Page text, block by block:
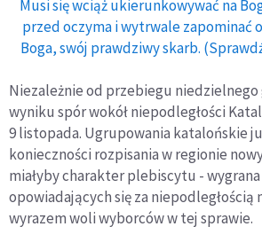
Musi się wciąż ukierunkowywać na
przed oczyma i wytrwale zapominać
Boga, swój prawdziwy skarb.
Niezależnie od przebiegu niedzielnego
wyniku spór wokół niepodległości
9 listopada. Ugrupowania katalońskie
konieczności rozpisania w regionie
miałyby charakter plebiscytu -
opowiadających się za niepodległością
wyrazem woli wyborców w tej sprawie.